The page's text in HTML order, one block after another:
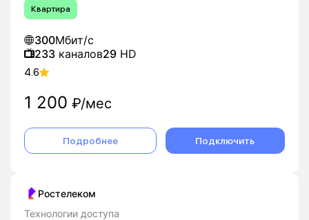
Квартира
300Мбит/с
233 каналов29 HD
4.6
1 200 ₽/мес
Подробнее Подключить
Ростелеком
Технологии доступа